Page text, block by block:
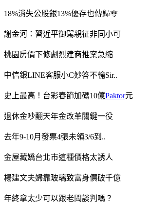
18%消失公股銀13%優存也傳歸零
謝金河：習近平御駕親征非同小可
桃園房價下修劇烈建商推案急縮
中信銀LINE客服小C妙答不輸Sir..
史上最高！台彩春節加碼10億Paktor元
退休金吵翻天年金改革關鍵一役
去年9-10月發票4張未領3/6到..
金屋藏嬌台北市這種價格太誘人
楊建文夫婦靠玻璃致富身價破千億
年終拿太少可以跟老闆談判嗎？